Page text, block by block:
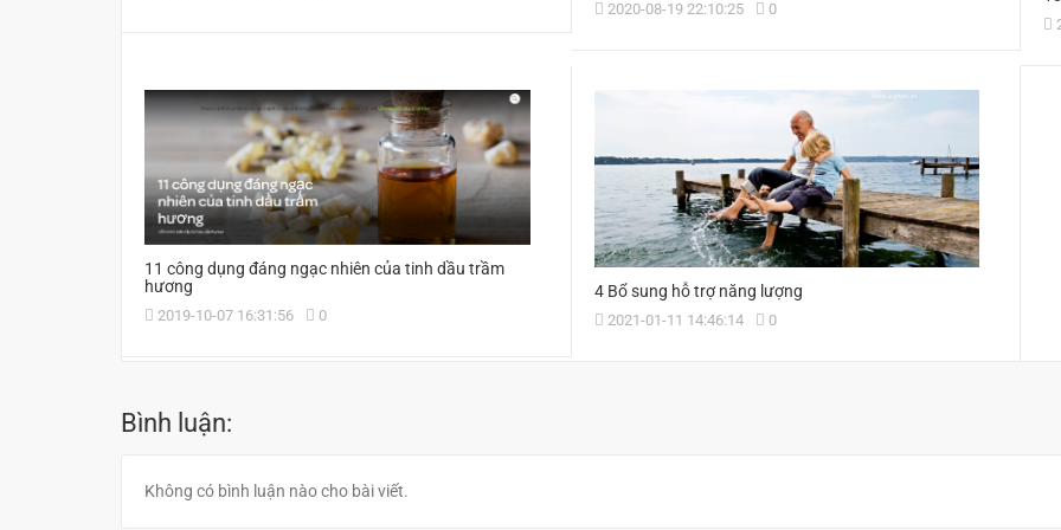
2020-08-19 22:10:25 0
11 công dụng đáng ngạc nhiên của tinh dầu trầm
hương
2019-10-07 16:31:56 0
4 Bổ sung hỗ trợ năng lượng
2021-01-11 14:46:14 0
Bình luận:
Không có bình luận nào cho bài viết.